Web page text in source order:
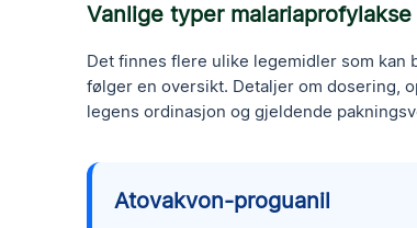
Vanlige typer malariaprofylakse
Det finnes flere ulike legemidler som kan
følger en oversikt. Detaljer om dosering,
legens ordinasjon og gjeldende
Atovakvon-proguanil